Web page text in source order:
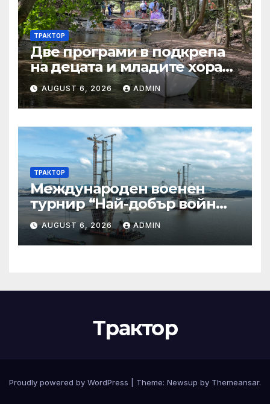
ТРАКТОР
Две програми в подкрепа
на децата и младите хора
на Благоевград
предложени за
обществено обсъждане
AUGUST 6, 2026 ADMIN
ТРАКТОР
Международен военен
турнир “Най-добър войн
2025”
AUGUST 6, 2026 ADMIN
Трактор
Proudly powered by WordPress Theme: Newsup by Themeansar.